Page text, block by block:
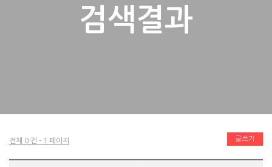
검색결과
전체 0 건 - 1 페이지 글쓰기